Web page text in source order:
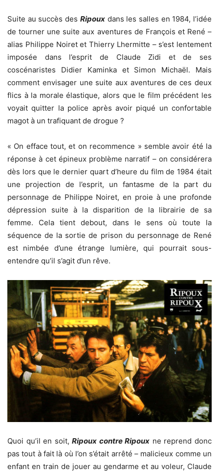
Suite au succès des Ripouxdans les salles en 1984, l’idée
de tourner une suite aux aventures de François et René –
alias Philippe Noiret et Thierry Lhermitte – s’est lentement
imposée dans l’esprit de Claude Zidi et de ses
coscénaristes Didier Kaminka et Simon Michaël. Mais
comment envisager une suite aux aventures de ces deux
flics à la morale élastique, alors que le film précédent les
voyait quitter la police après avoir piqué un confortable
magot à un trafiquant de drogue ?
« On efface tout, et on recommence » semble avoir été la
réponse à cet épineux problème narratif – on considérera
dès lors que le dernier quart d’heure du film de 1984 était
une projection de l’esprit, un fantasme de la part du
personnage de Philippe Noiret, en proie à une profonde
dépression suite à la disparition de la librairie de sa
femme. Cela tient debout, dans le sens où toute la
séquence de la sortie de prison du personnage de René
est nimbée d’une étrange lumière, qui pourrait sous-
entendre qu’il s’agit d’un rêve.
Quoi qu’il en soit,Ripoux contre Ripoux ne reprend donc
pas tout à fait là où l’on s’était arrêté – malicieux comme un
enfant en train de jouer au gendarme et au voleur, Claude